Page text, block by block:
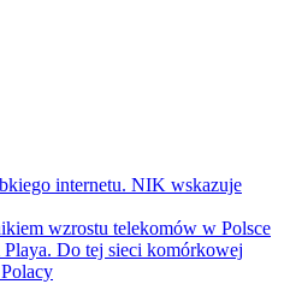
internetu. NIK wskazuje
wzrostu telekomów w Polsce
Do tej sieci komórkowej